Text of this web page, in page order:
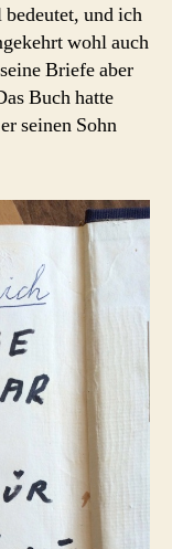
und ich
wohl auch
Briefe aber
Buch hatte
seinen Sohn